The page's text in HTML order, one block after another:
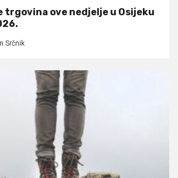
trgovina ove nedjelje u Osijeku
Srčnik